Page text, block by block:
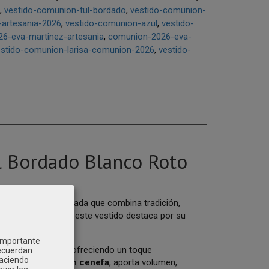
vestido-comunion-tul-bordado vestido-comunion-
2026 vestido-comunion-azul vestido-
eva-martinez-artesania comunion-2026-eva-
comunion-larisa-comunion-2026 vestido-
Blanco Roto
exclusiva y delicada que combina tradición,
, este vestido destaca por su
artesanal.
y escote
, ofreciendo un toque
y terminación en cenefa, aporta volumen,